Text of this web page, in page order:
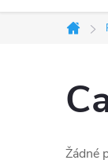
Domů
Žádné